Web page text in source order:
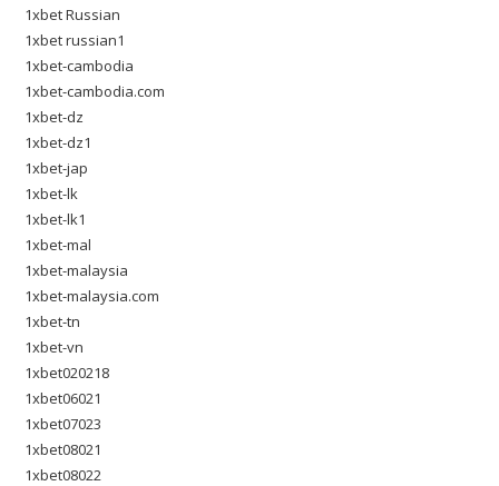
1xbet Russian
1xbet russian1
1xbet-cambodia
1xbet-cambodia.com
1xbet-dz
1xbet-dz1
1xbet-jap
1xbet-lk
1xbet-lk1
1xbet-mal
1xbet-malaysia
1xbet-malaysia.com
1xbet-tn
1xbet-vn
1xbet020218
1xbet06021
1xbet07023
1xbet08021
1xbet08022